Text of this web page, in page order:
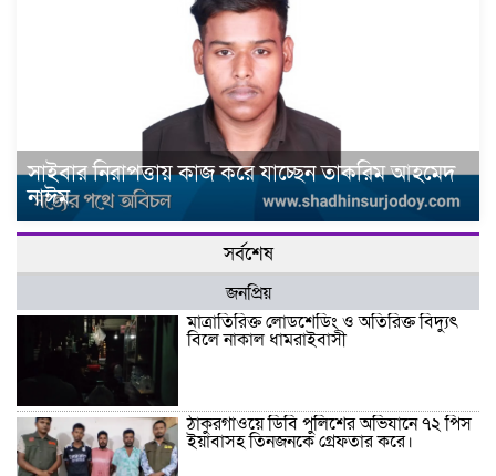
সাইবার নিরাপত্তায় কাজ করে যাচ্ছেন তাকরিম আহমেদ
নাঈম
সর্বশেষ
জনপ্রিয়
মাত্রাতিরিক্ত লোডশেডিং ও অতিরিক্ত বিদ্যুৎ
বিলে নাকাল ধামরাইবাসী
ঠাকুরগাঁওয়ে ডিবি পুলিশের অভিযানে ৭২ পিস
ইয়াবাসহ তিনজনকে গ্রেফতার করে।